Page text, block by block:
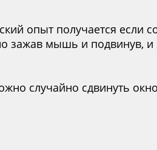
опыт получается если
зажав мышь и подвинув, и
случайно сдвинуть